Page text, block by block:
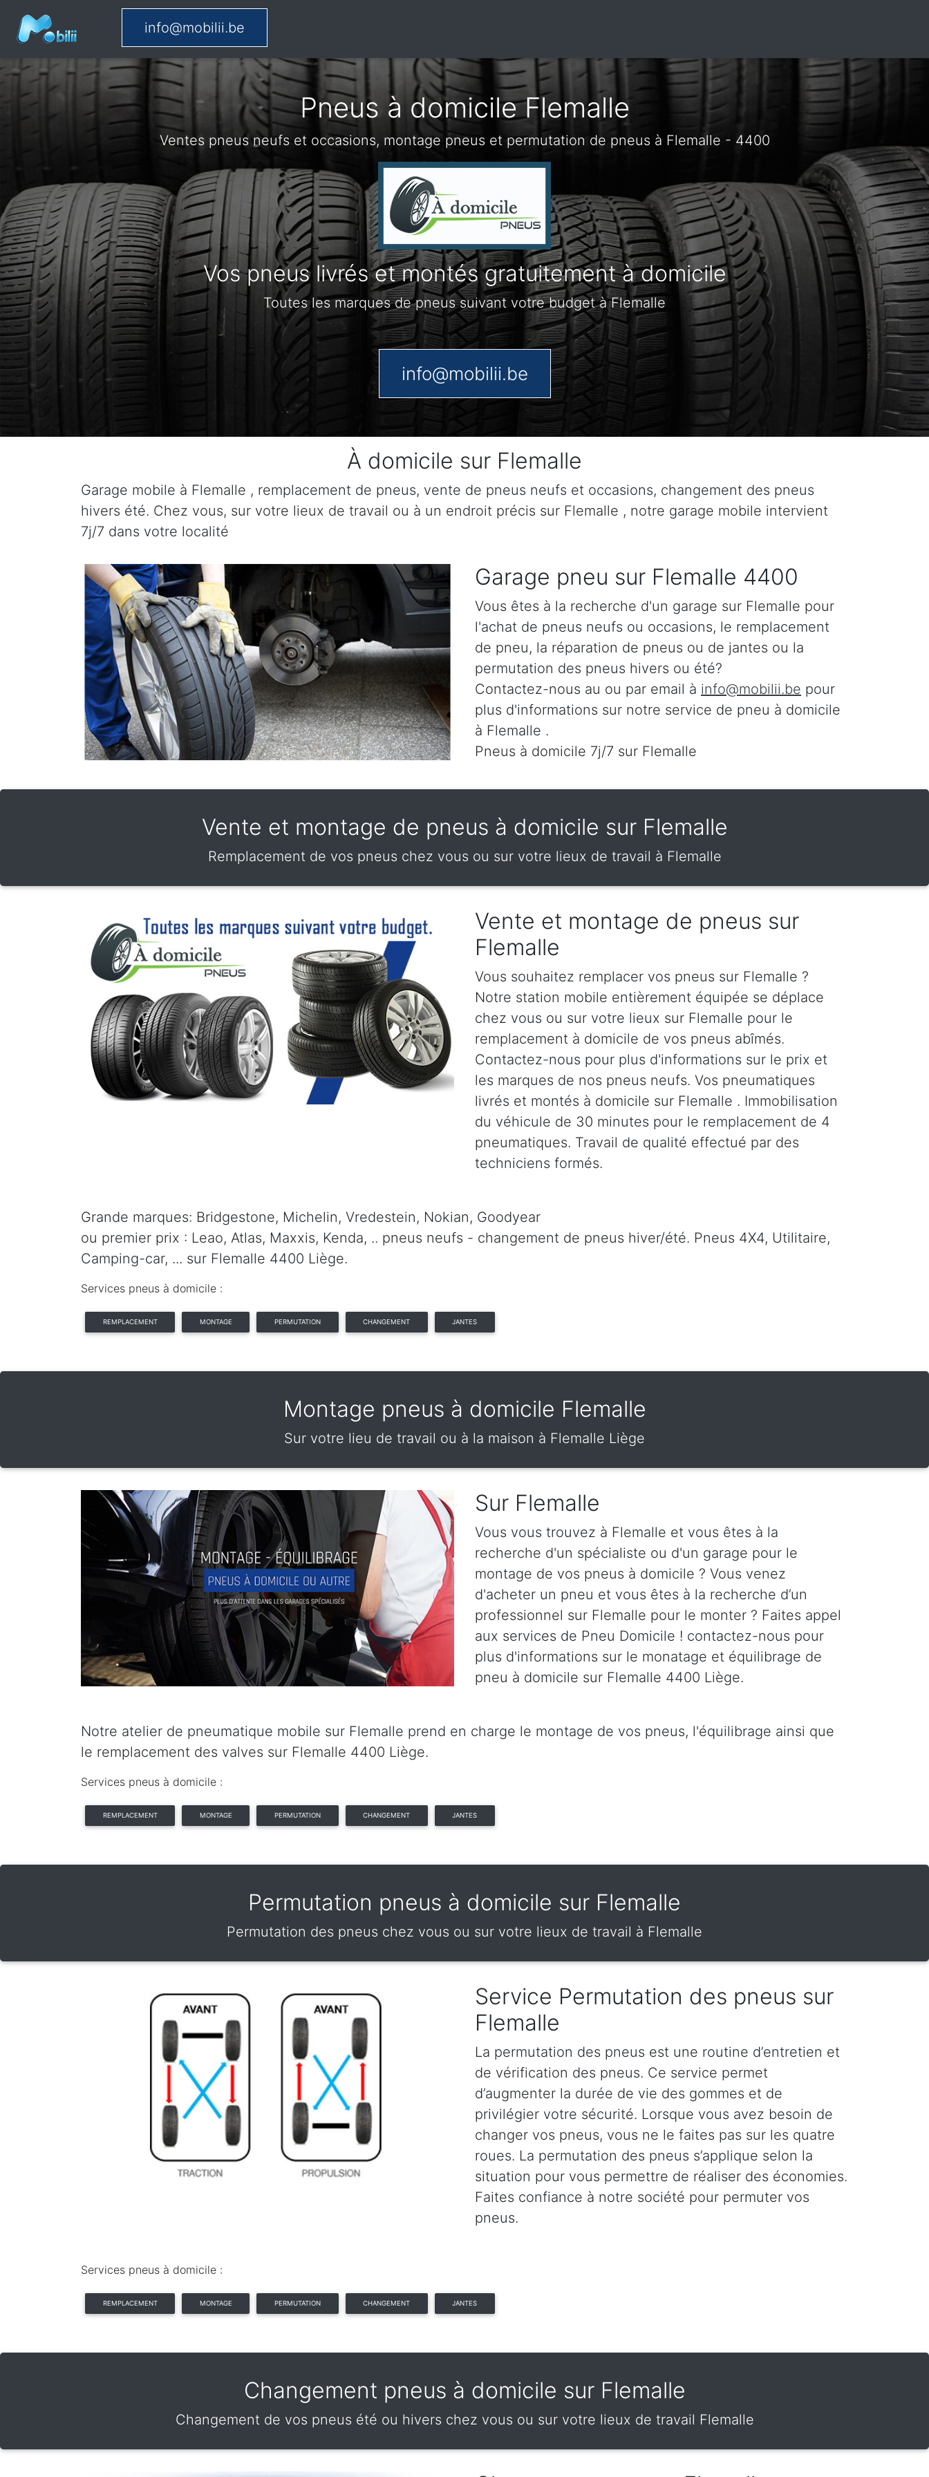
info@mobilii.be
Pneus à domicile Flemalle
Ventes pneus neufs et occasions, montage pneus et permutation de pneus à Flemalle - 4400
Vos pneus livrés et montés gratuitement à domicile
Toutes les marques de pneus suivant votre budget à Flemalle
info@mobilii.be
À domicile sur Flemalle
Garage mobile à Flemalle , remplacement de pneus, vente de pneus neufs et occasions, changement des pneus
hivers été. Chez vous, sur votre lieux de travail ou à un endroit précis sur Flemalle , notre garage mobile intervient
7j/7 dans votre localité
Garage pneu sur Flemalle 4400
Vous êtes à la recherche d'un garage sur Flemalle pour
l'achat de pneus neufs ou occasions, le remplacement
de pneu, la réparation de pneus ou de jantes ou la
permutation des pneus hivers ou été?
Contactez-nous au ou par email à info@mobilii.be pour
plus d'informations sur notre service de pneu à domicile
à Flemalle .
Pneus à domicile 7j/7 sur Flemalle
Vente et montage de pneus à domicile sur Flemalle
Remplacement de vos pneus chez vous ou sur votre lieux de travail à Flemalle
Vente et montage de pneus sur
Flemalle
Vous souhaitez remplacer vos pneus sur Flemalle ?
Notre station mobile entièrement équipée se déplace
chez vous ou sur votre lieux sur Flemalle pour le
remplacement à domicile de vos pneus abîmés.
Contactez-nous pour plus d'informations sur le prix et
les marques de nos pneus neufs. Vos pneumatiques
livrés et montés à domicile sur Flemalle . Immobilisation
du véhicule de 30 minutes pour le remplacement de 4
pneumatiques. Travail de qualité effectué par des
techniciens formés.
Grande marques: Bridgestone, Michelin, Vredestein, Nokian, Goodyear
ou premier prix : Leao, Atlas, Maxxis, Kenda, .. pneus neufs - changement de pneus hiver/été. Pneus 4X4, Utilitaire,
Camping-car, ... sur Flemalle 4400 Liège.
Services pneus à domicile :
REMPLACEMENT MONTAGE PERMUTATION CHANGEMENT JANTES
Montage pneus à domicile Flemalle
Sur votre lieu de travail ou à la maison à Flemalle Liège
Sur Flemalle
Vous vous trouvez à Flemalle et vous êtes à la
recherche d'un spécialiste ou d'un garage pour le
montage de vos pneus à domicile ? Vous venez
d'acheter un pneu et vous êtes à la recherche d’un
professionnel sur Flemalle pour le monter ? Faites appel
aux services de Pneu Domicile ! contactez-nous pour
plus d'informations sur le monatage et équilibrage de
pneu à domicile sur Flemalle 4400 Liège.
Notre atelier de pneumatique mobile sur Flemalle prend en charge le montage de vos pneus, l'équilibrage ainsi que
le remplacement des valves sur Flemalle 4400 Liège.
Services pneus à domicile :
REMPLACEMENT MONTAGE PERMUTATION CHANGEMENT JANTES
Permutation pneus à domicile sur Flemalle
Permutation des pneus chez vous ou sur votre lieux de travail à Flemalle
Service Permutation des pneus sur
Flemalle
La permutation des pneus est une routine d’entretien et
de vérification des pneus. Ce service permet
d’augmenter la durée de vie des gommes et de
privilégier votre sécurité. Lorsque vous avez besoin de
changer vos pneus, vous ne le faites pas sur les quatre
roues. La permutation des pneus s’applique selon la
situation pour vous permettre de réaliser des économies.
Faites confiance à notre société pour permuter vos
pneus.
Services pneus à domicile :
REMPLACEMENT MONTAGE PERMUTATION CHANGEMENT JANTES
Changement pneus à domicile sur Flemalle
Changement de vos pneus été ou hivers chez vous ou sur votre lieux de travail Flemalle